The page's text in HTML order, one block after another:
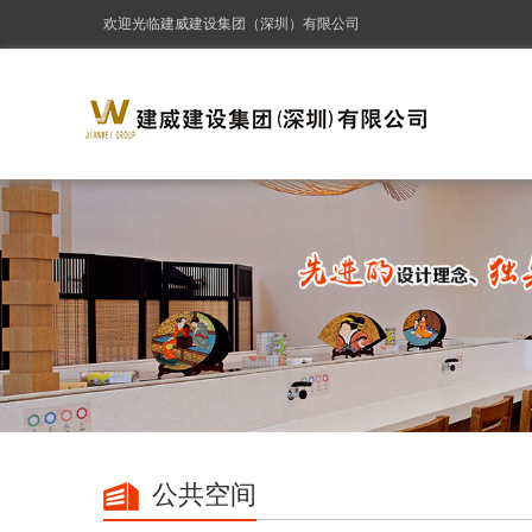
欢迎光临建威建设集团（深圳）有限公司
公共空间